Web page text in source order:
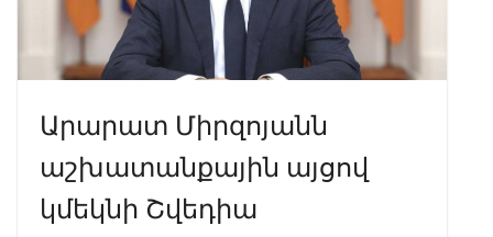
Արարատ Միրզոյանն
աշխատանքային այցով
կմեկնի Շվեդիա